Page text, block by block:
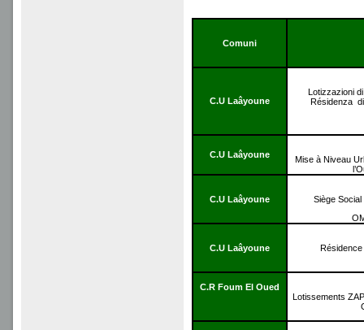
Comuni
C.U Laâyoune
Lotizzazioni
Résidenza
C.U Laâyoune
Mise à Niveau
C.U Laâyoune
Siège
C.U Laâyoune Résidence
C.R Foum El Oued
Lotissements